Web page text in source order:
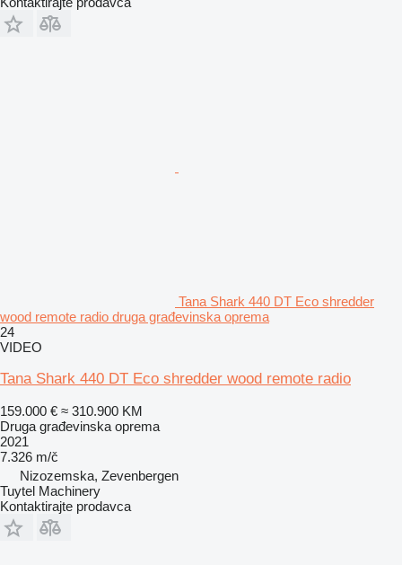
Tana Shark 440 DT Eco shredder
wood remote radio druga građevinska oprema
24
VIDEO
Tana Shark 440 DT Eco shredder wood remote radio
159.000 € ≈ 310.900 KM
Druga građevinska oprema
2021
7.326 m/č
Nizozemska, Zevenbergen
Tuytel Machinery
Kontaktirajte prodavca